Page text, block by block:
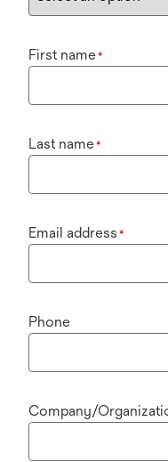
First name*
Last name*
Email address *
Phone
Company/